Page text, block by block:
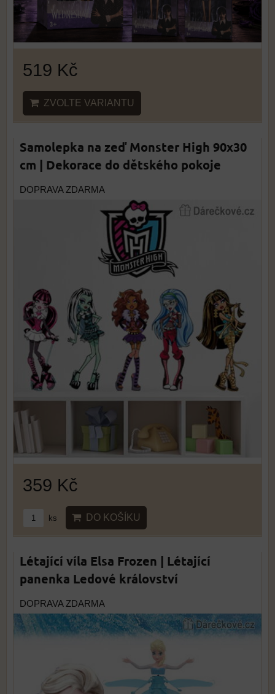
519 Kč
ZVOLTE VARIANTU
Samolepka na zeď Monster High 90x30
cm | Dekorace do dětského pokoje
DOPRAVA ZDARMA
359 Kč
ks DO KOŠÍKU
Létající víla Elsa Frozen | Létající
panenka Ledové království
DOPRAVA ZDARMA